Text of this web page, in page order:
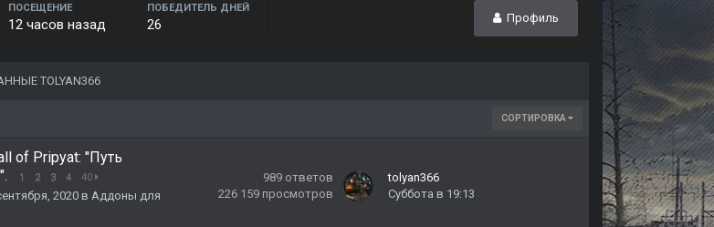
Профиль
ПОСЕЩЕНИЕ
12 часов назад
ПОБЕДИТЕЛЬ ДНЕЙ
26
TOLYAN366
СОРТИРОВКА
of Pripyat: "Путь
1 2 3 4 40
2020 в Аддоны для
989 ответов
226 159 просмотров
tolyan366
Суббота в 19:13